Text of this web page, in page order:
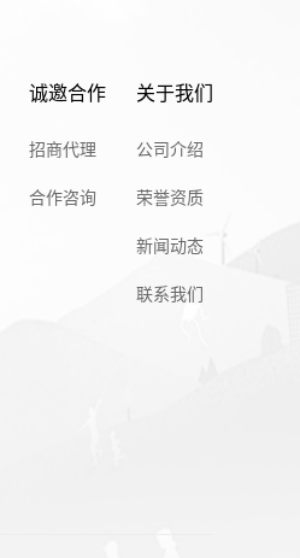
诚邀合作
招商代理
合作咨询
关于我们
公司介绍
荣誉资质
新闻动态
联系我们